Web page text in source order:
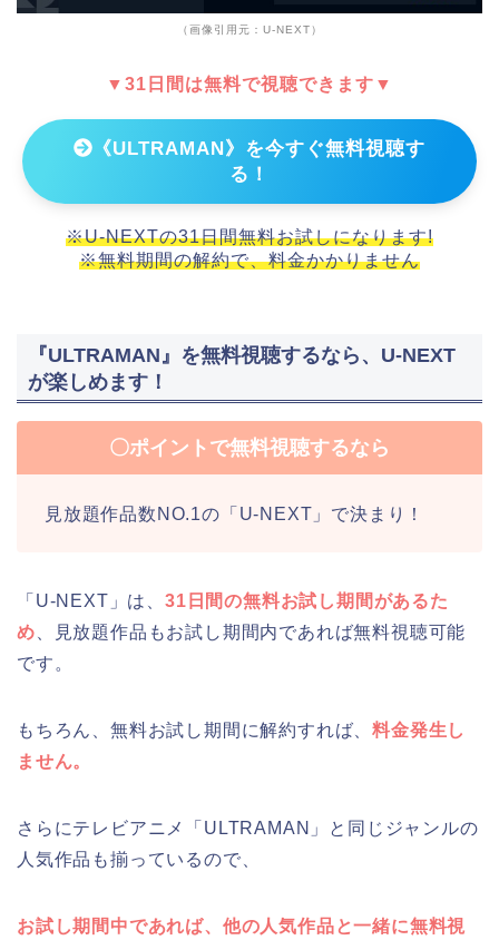
（画像引用元：U-NEXT）
▼31日間は無料で視聴できます▼
《ULTRAMAN》を今すぐ無料視聴す
る！
※U-NEXTの31日間無料お試しになります!
※無料期間の解約で、料金かかりません
『ULTRAMAN』を無料視聴するなら、U-NEXT
が楽しめます！
〇ポイントで無料視聴するなら
見放題作品数NO.1の「U-NEXT」で決まり！
「U-NEXT」は、 31日間の無料お試し期間があるた
め 、見放題作品もお試し期間内であれば無料視聴可能
です。
もちろん、無料お試し期間に解約すれば、料金発生し
ません。
さらにテレビアニメ「ULTRAMAN」と同じジャンルの
人気作品も揃っているので、
お試し期間中であれば、他の人気作品と一緒に無料視